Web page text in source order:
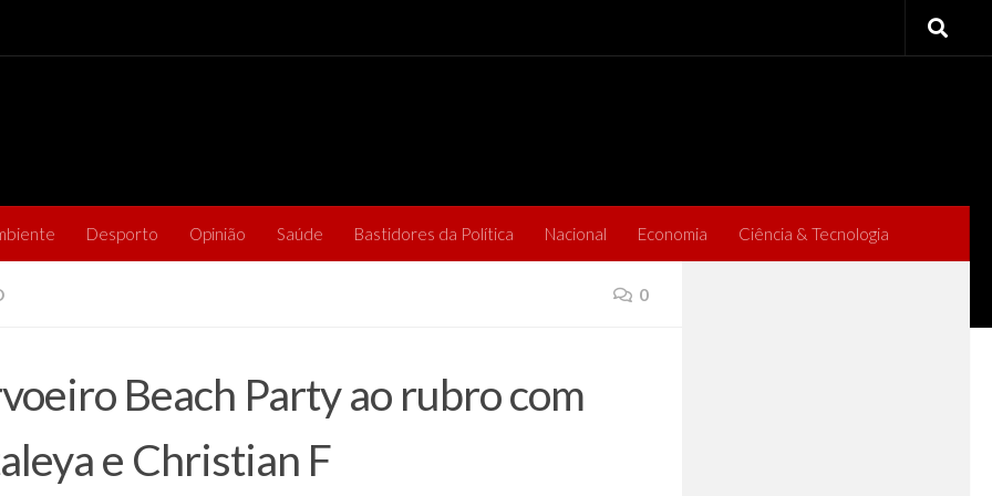
Desporto Opinião Saúde Bastidores da Política Nacional Economia Ciência & Tecnologia
0
Beach Party ao rubro com
e Christian F